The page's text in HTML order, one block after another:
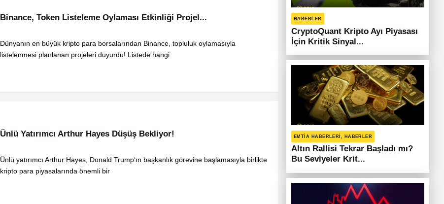
Binance, Token Listeleme Oylaması Etkinliği Projel...
Dünyanın en büyük kripto para borsalarından Binance, topluluk oylamasıyla
listelenmesi planlanan projeleri duyurdu! Listede hangi
Ünlü Yatırımcı Arthur Hayes Düşüş Bekliyor!
Ünlü yatırımcı Arthur Hayes, Donald Trump‘ın başkanlık görevine başlamasıyla birlikte
kripto para piyasalarında önemli bir
HABERLER
CryptoQuant Kripto Ayı Piyasası
İçin Kritik Sinyal...
EMTIA HABERLERI, HABERLER
Altın Rallisi Tekrar Başladı mı?
Bu Seviyeler Krit...